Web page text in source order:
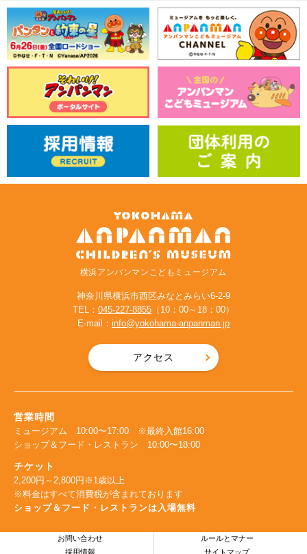
横浜アンパンマンこどもミュージアム
神奈川県横浜市西区みなとみらい6-2-9
TEL： 045-227-8855 （10：00～18：00）
E-mail： info@yokohama-anpanman.jp
アクセス
営業時間
ミュージアム 10:00〜17:00 ※最終入館16:00
ショップ＆フード・レストラン 10:00〜18:00
チケット
2,200円～2,800円※1歳以上
※料金はすべて消費税が含まれております
ショップ＆フード・レストランは入場無料
お問い合わせ
ルールとマナー
採用情報
サイトマップ